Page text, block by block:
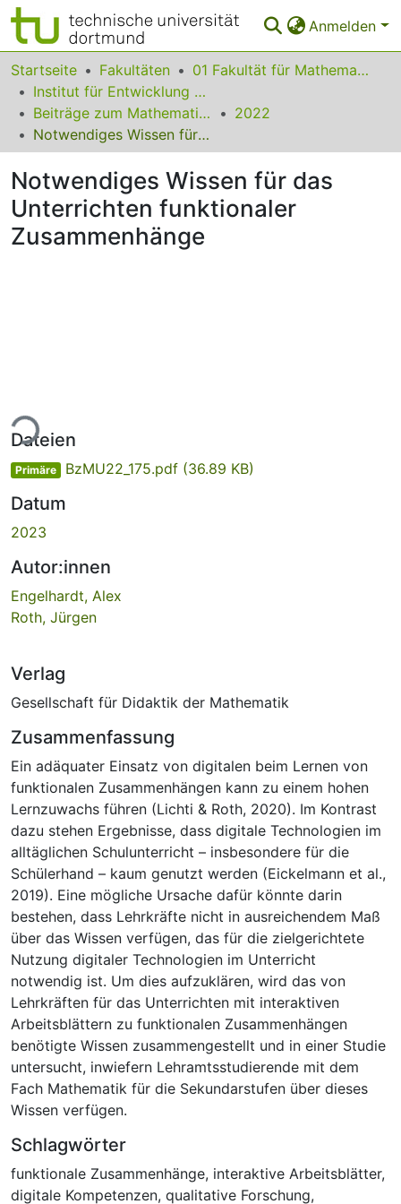
Anmelden
Bereiche & Sammlungen
Das gesamte Repositorium
Statistiken
FAQ
Leitlinien
Zurück zur Startseite
Startseite Fakultäten
01 Fakultät für Mathematik
Institut für Entwicklung und Erforschung des Mathematikunterrichts
Beiträge zum Mathematikunterricht
2022
Notwendiges Wissen für das Unterrichten funktionaler Zusammenhänge
Notwendiges Wissen für das
Unterrichten funktionaler
Zusammenhänge
Dateien
Primäre BzMU22_175.pdf (36.89 KB)
Datum
2023
Autor:innen
Engelhardt, Alex
Roth, Jürgen
Verlag
Gesellschaft für Didaktik der Mathematik
Zusammenfassung
Ein adäquater Einsatz von digitalen beim Lernen von
funktionalen Zusammenhängen kann zu einem hohen
Lernzuwachs führen (Lichti & Roth, 2020). Im Kontrast
dazu stehen Ergebnisse, dass digitale Technologien im
alltäglichen Schulunterricht – insbesondere für die
Schülerhand – kaum genutzt werden (Eickelmann et al.,
2019). Eine mögliche Ursache dafür könnte darin
bestehen, dass Lehrkräfte nicht in ausreichendem Maß
über das Wissen verfügen, das für die zielgerichtete
Nutzung digitaler Technologien im Unterricht
notwendig ist. Um dies aufzuklären, wird das von
Lehrkräften für das Unterrichten mit interaktiven
Arbeitsblättern zu funktionalen Zusammenhängen
benötigte Wissen zusammengestellt und in einer Studie
untersucht, inwiefern Lehramtsstudierende mit dem
Fach Mathematik für die Sekundarstufen über dieses
Wissen verfügen.
Schlagwörter
funktionale Zusammenhänge, interaktive Arbeitsblätter,
digitale Kompetenzen, qualitative Forschung,